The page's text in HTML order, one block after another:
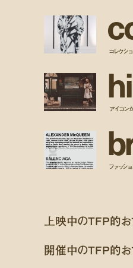
c
コレクシ
hi
アイコン
b
ファッシ
上映中のTFP的
開催中のTFP的